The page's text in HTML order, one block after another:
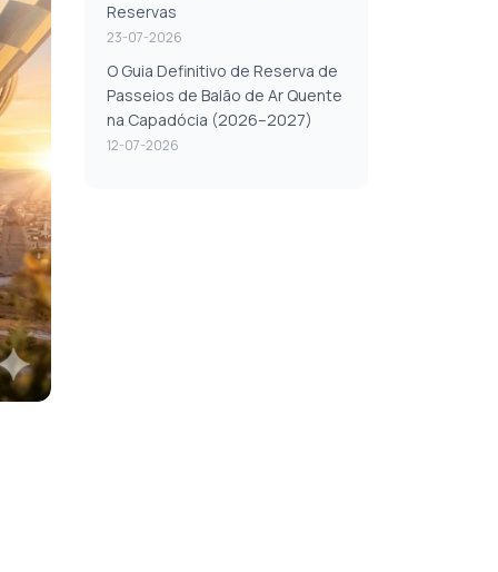
Reservas
23-07-2026
O Guia Definitivo de Reserva de
Passeios de Balão de Ar Quente
na Capadócia (2026–2027)
12-07-2026